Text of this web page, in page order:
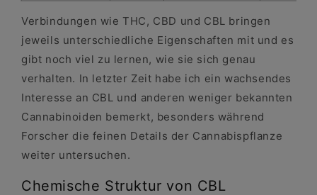
Verbindungen wie THC, CBD und CBL bringen
jeweils unterschiedliche Eigenschaften mit und es
gibt noch viel zu lernen, wie sie sich genau
verhalten. In letzter Zeit habe ich ein wachsendes
Interesse an CBL und anderen weniger bekannten
Cannabinoiden bemerkt, besonders während
Forscher die feinen Details der Cannabispflanze
weiter untersuchen.
Chemische Struktur von CBL